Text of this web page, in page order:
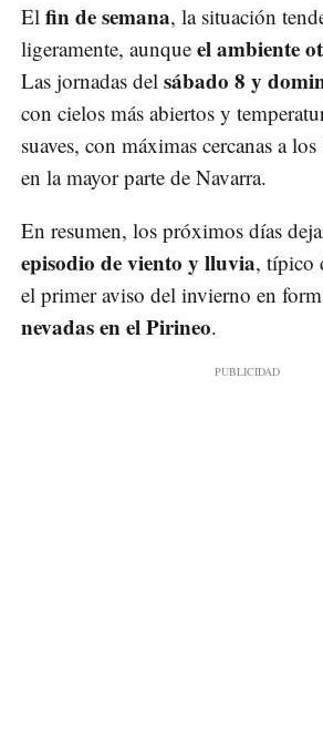
El fin de semana, la situación
ligeramente, aunque el ambiente
Las jornadas del sábado 8 y
con cielos más abiertos y
suaves, con máximas cercanas a los
en la mayor parte de Navarra.
En resumen, los próximos días
episodio de viento y lluvia, típico
el primer aviso del invierno en
nevadas en el Pirineo.